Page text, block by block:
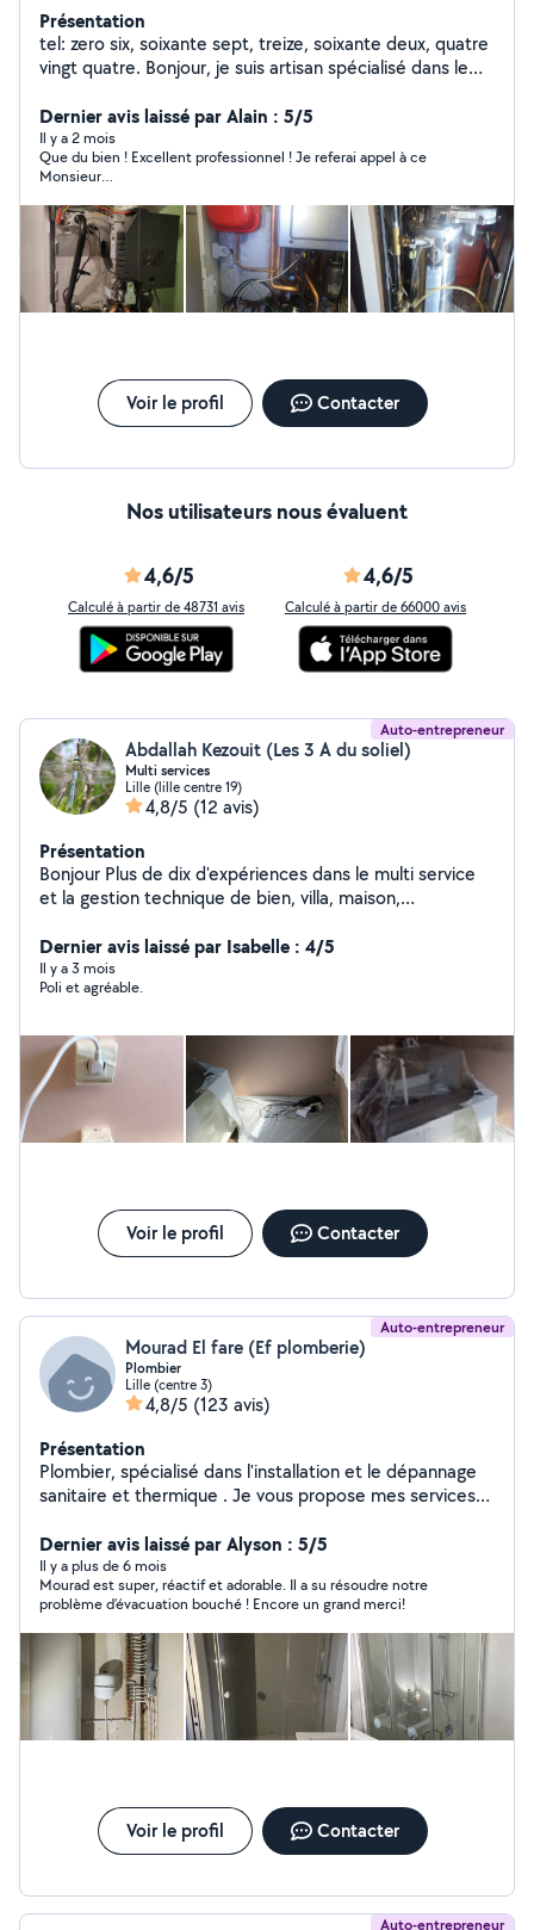
Présentation
tel: zero six, soixante sept, treize, soixante deux, quatre
vingt quatre. Bonjour, je suis artisan spécialisé dans le
expertise technique et mes 12ans d experience à votre
service. MES COMPÉTENCES : DÉPANNAGE ET
ENTRETIEN CHAUDIÈRE GAZ : Diagnostic de panne,
remplacement de pièces (pompe, vase d'expansion,
bloc gaz, carte électronique,échangeur à plaque),
remise en route et réglages. détartrage eau chaude
sanitaire PLOMBERIE URGENCE : Recherche de fuites,
débouchage canalisations (WC, éviers, salle de bain)
remplacement de robinetterie, détartrage eau chaude
devis transparant Contactez-moi , réponse rapide
garantie.
Dernier avis laissé par Alain : 5/5
Il y a 2 mois
Que du bien ! Excellent professionnel ! Je referai appel à ce
Monsieur…
Voir le profil Contacter
Nos utilisateurs nous évaluent
4,6/5
Calculé à partir de 48731 avis
4,6/5
Calculé à partir de 66000 avis
Auto-entrepreneur
Abdallah Kezouit (Les 3 A du soliel)
Multi services
Lille (lille centre 19)
4,8/5 (12 avis)
Présentation
Bonjour Plus de dix d'expériences dans le multi service
et la gestion technique de bien, villa, maison,
solution suivant les différents critères. Toutes
intervention se fait sur la base d'un devis signé, nos
devis sont détaillés, vous avez toutes les informations
Tous nos travaux sont réalisés par des professionnels.
Tout au long des interventions nous restons joignable et
à l'écoute de nos clients.
Dernier avis laissé par Isabelle : 4/5
Il y a 3 mois
Poli et agréable.
Voir le profil Contacter
Auto-entrepreneur
Mourad El fare (Ef plomberie)
Plombier
Lille (centre 3)
4,8/5 (123 avis)
Présentation
Plombier, spécialisé dans l'installation et le dépannage
sanitaire et thermique . Je vous propose mes services
Dernier avis laissé par Alyson : 5/5
Il y a plus de 6 mois
Mourad est super, réactif et adorable. Il a su résoudre notre
problème d’évacuation bouché ! Encore un grand merci!
Voir le profil Contacter
Auto-entrepreneur